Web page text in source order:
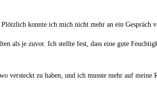
konnte ich ‌mich nicht ⁣mehr an ⁣ein Gespräch
als je zuvor. Ich stellte fest, dass eine gute
zu haben, und ich⁢ musste mehr auf ‍meine